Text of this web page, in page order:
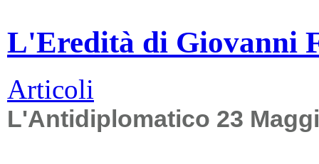
L'Eredità di Giovanni
Articoli
L'Antidiplomatico 23